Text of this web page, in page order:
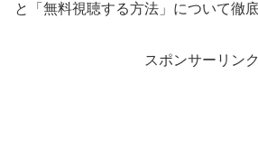
と「無料視聴する方法」について徹
スポンサーリンク